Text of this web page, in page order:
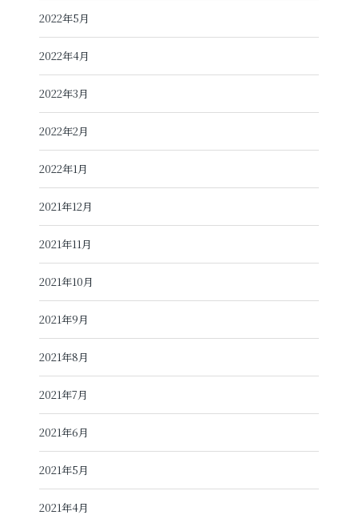
2022年5月
2022年4月
2022年3月
2022年2月
2022年1月
2021年12月
2021年11月
2021年10月
2021年9月
2021年8月
2021年7月
2021年6月
2021年5月
2021年4月